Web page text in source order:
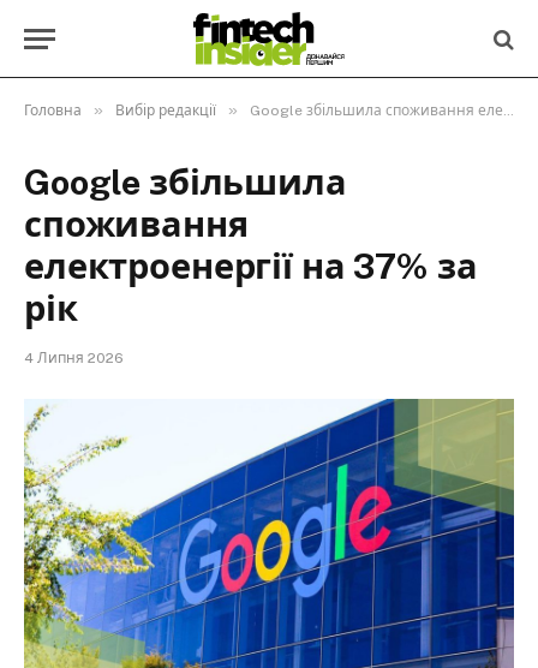
Головна » Вибір редакції » Google збільшила споживання електроенергії на 37% за рік
Google збільшила
споживання
електроенергії на 37% за
рік
4 Липня 2026